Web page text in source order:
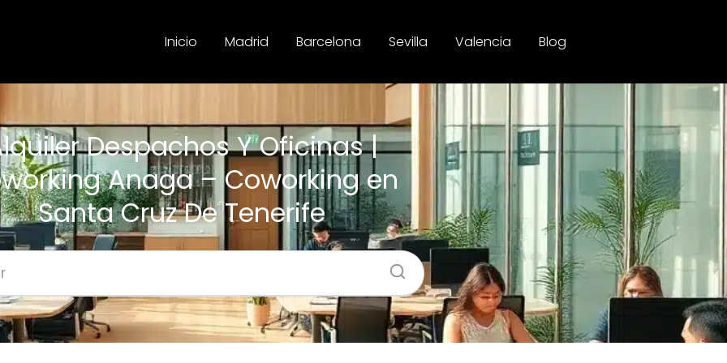
Inicio Madrid Barcelona Sevilla Valencia Blog
Despachos Y Oficinas |
Anaga – Coworking en
Santa Cruz De Tenerife